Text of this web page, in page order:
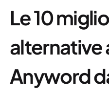
Le 10
alternative
Anyword